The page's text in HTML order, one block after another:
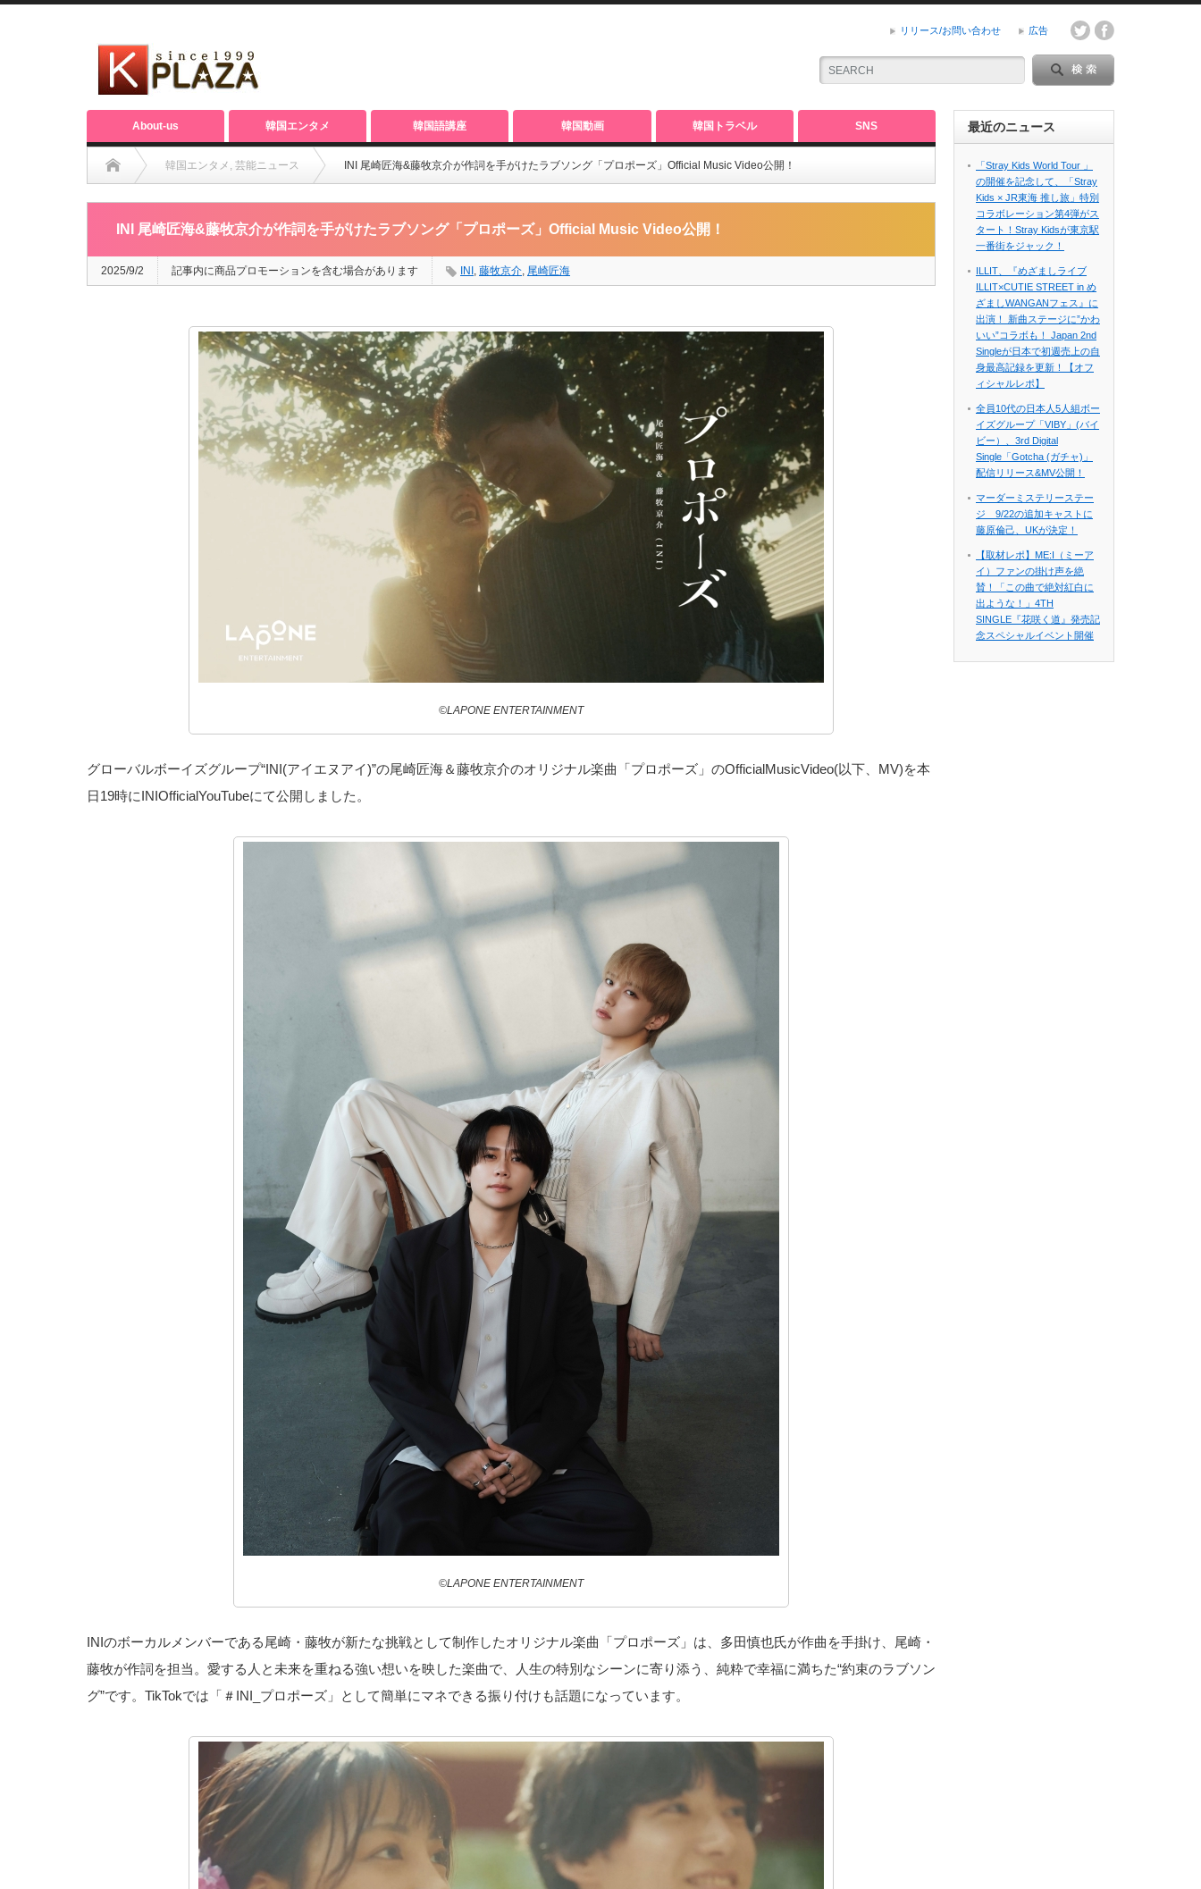
リリース/お問い合わせ 広告
About-us 韓国エンタメ 韓国語講座 韓国動画 韓国トラベル SNS
韓国エンタメ , 芸能ニュース INI 尾崎匠海&藤牧京介が作詞を手がけたラブソング「プロポーズ」Official Music Video公開！
INI 尾崎匠海&藤牧京介が作詞を手がけたラブソング「プロポーズ」Official Music Video公開！
2025/9/2 記事内に商品プロモーションを含む場合があります INI , 藤牧京介, 尾崎匠海
©LAPONE ENTERTAINMENT
グローバルボーイズグループ“INI(アイエヌアイ)”の尾崎匠海＆藤牧京介のオリジナル楽曲「プロポーズ」のOfficialMusicVideo(以下、MV)を本
日19時にINIOfficialYouTubeにて公開しました。
©LAPONE ENTERTAINMENT
INIのボーカルメンバーである尾崎・藤牧が新たな挑戦として制作したオリジナル楽曲「プロポーズ」は、多田慎也氏が作曲を手掛け、尾崎・
藤牧が作詞を担当。愛する人と未来を重ねる強い想いを映した楽曲で、人生の特別なシーンに寄り添う、純粋で幸福に満ちた“約束のラブソン
グ”です。TikTokでは「＃INI_プロポーズ」として簡単にマネできる振り付けも話題になっています。
最近のニュース
「Stray Kids World Tour 」
の開催を記念して、「Stray
Kids × JR東海 推し旅」特別
コラボレーション第4弾がス
タート！Stray Kidsが東京駅
一番街をジャック！
ILLIT、『めざましライブ
ILLIT×CUTIE STREET in め
ざましWANGANフェス』に
出演！ 新曲ステージに”かわ
いい”コラボも！ Japan 2nd
Singleが日本で初週売上の自
身最高記録を更新！【オフ
ィシャルレポ】
全員10代の日本人5人組ボー
イズグループ「VIBY」(バイ
ビー）、3rd Digital
Single「Gotcha (ガチャ)」
配信リリース&MV公開！
マーダーミステリーステー
ジ 9/22の追加キャストに
藤原倫己、UKが決定！
【取材レポ】ME:I（ミーア
イ）ファンの掛け声を絶
賛！「この曲で絶対紅白に
出ような！」4TH
SINGLE『花咲く道』発売記
念スペシャルイベント開催